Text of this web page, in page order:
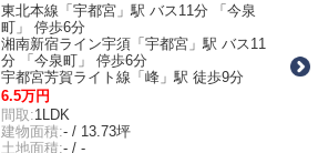
東北本線「宇都宮」駅 バス11分 「今泉
町」 停歩6分
湘南新宿ライン宇須「宇都宮」駅 バス11
分 「今泉町」 停歩6分
宇都宮芳賀ライト線「峰」駅 徒歩9分
6.5万円
間取:1LDK
建物面積:- / 13.73坪
土地面積:- / -